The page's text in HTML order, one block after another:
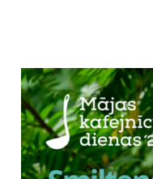
Nepieciešams
Nepieciešams